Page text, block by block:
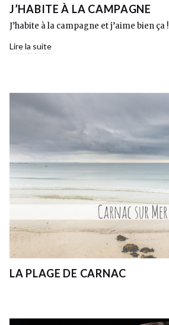
J’HABITE À LA CAMPAGNE
J’habite à la campagne et j’aime bien ça !
Lire la suite
LA PLAGE DE CARNAC